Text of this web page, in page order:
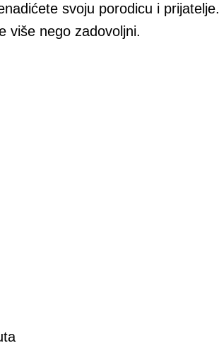
svoju porodicu i prijatelje.
više nego zadovoljni.